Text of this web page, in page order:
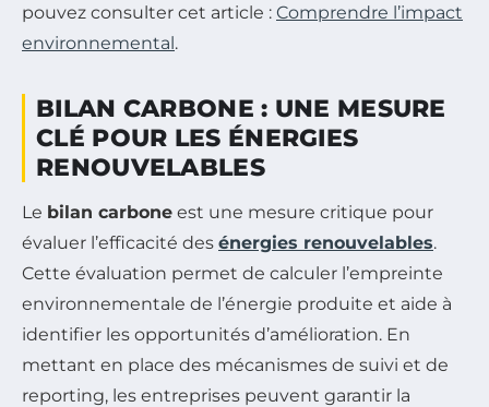
pouvez consulter cet article : Comprendre l’impact
environnemental.
BILAN CARBONE : UNE MESURE
CLÉ POUR LES ÉNERGIES
RENOUVELABLES
Le bilan carbone est une mesure critique pour
évaluer l’efficacité des énergies renouvelables.
Cette évaluation permet de calculer l’empreinte
environnementale de l’énergie produite et aide à
identifier les opportunités d’amélioration. En
mettant en place des mécanismes de suivi et de
reporting, les entreprises peuvent garantir la